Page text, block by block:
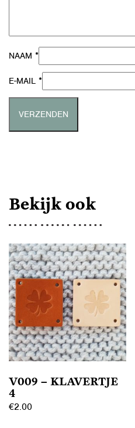
NAAM *
E-MAIL *
Bekijk ook
V009 – KLAVERTJE
4
€2.00